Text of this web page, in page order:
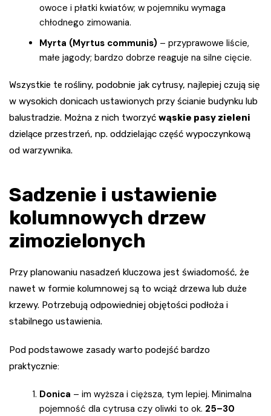
owoce i płatki kwiatów; w pojemniku wymaga
chłodnego zimowania.
Myrta (Myrtus communis) – przyprawowe liście,
małe jagody; bardzo dobrze reaguje na silne cięcie.
Wszystkie te rośliny, podobnie jak cytrusy, najlepiej czują się
w wysokich donicach ustawionych przy ścianie budynku lub
balustradzie. Można z nich tworzyć wąskie pasy zieleni
dzielące przestrzeń, np. oddzielając część wypoczynkową
od warzywnika.
Sadzenie i ustawienie
kolumnowych drzew
zimozielonych
Przy planowaniu nasadzeń kluczowa jest świadomość, że
nawet w formie kolumnowej są to wciąż drzewa lub duże
krzewy. Potrzebują odpowiedniej objętości podłoża i
stabilnego ustawienia.
Pod podstawowe zasady warto podejść bardzo
praktycznie:
Donica – im wyższa i cięższa, tym lepiej. Minimalna
pojemność dla cytrusa czy oliwki to ok. 25–30